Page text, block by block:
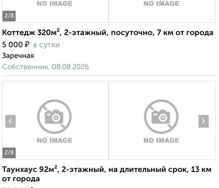
2/8
Коттедж 320м², 2-этажный, посуточно, 7 км от города
5 000 ₽ в сутки
Заречная
Собственник, 08.08.2026
2/8
‹ ›
Таунхаус 92м², 2-этажный, на длительный срок, 13 км
от города